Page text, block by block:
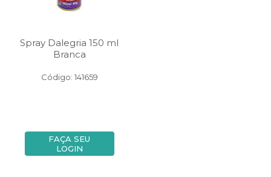
Spray Dalegria 150 ml
Branca
Código: 141659
FAÇA SEU
LOGIN